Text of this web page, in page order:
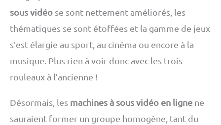
sous vidéo se sont nettement améliorés, les
thématiques se sont étoffées et la gamme de jeux
s’est élargie au sport, au cinéma ou encore à la
musique. Plus rien à voir donc avec les trois
rouleaux à l’ancienne !
Désormais, les machines à sous vidéo en ligne ne
sauraient former un groupe homogène, tant du